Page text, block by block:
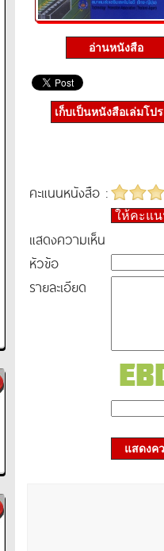
อ่านหนังสือ
เก็บเป็นหนังสือเล่มโป
คะแนนหนังสือ :
ให้คะแ
แสดงความเห็น
หัวข้อ
รายละเอียด
แสดงค